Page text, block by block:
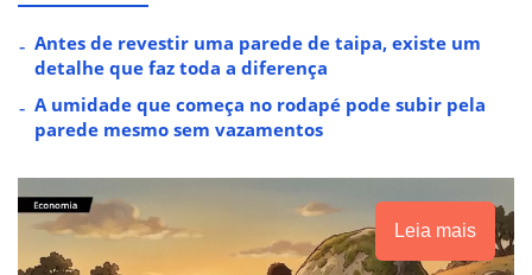
Antes de revestir uma parede de taipa, existe um
detalhe que faz toda a diferença
A umidade que começa no rodapé pode subir pela
parede mesmo sem vazamentos
Leia mais